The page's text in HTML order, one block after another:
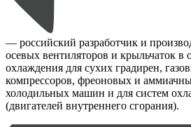
— российский разработчик и
осевых вентиляторов и крыльчаток в
охлаждения для сухих градирен,
компрессоров, фреоновых и
холодильных машин и для систем
(двигателей внутреннего сгорания).